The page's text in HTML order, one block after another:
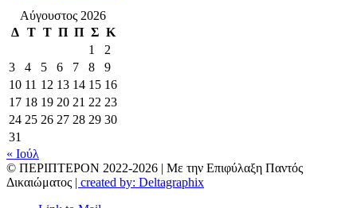
Αύγουστος 2026
Δ Τ Τ Π Π Σ Κ
1
2
3
4 5 6 7 8
9
10 11 12 13 14 15 16
17 18 19 20 21 22 23
24 25 26 27 28 29 30
31
« Ιούλ
© ΠΕΡΙΠΤΕΡΟΝ 2022-2026 | Με την Επιφύλαξη Παντός
Δικαιώματος | created by: Deltagraphix